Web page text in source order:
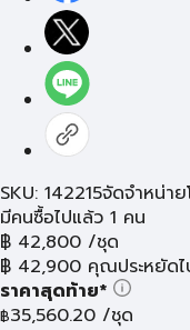
SKU: 142215จัดจำหน่า
มีคนซื้อไปแล้ว 1 คน
฿ 42,800 /ชุด
฿ 42,900 คุณประหยัดไ
ราคาสุดท้าย*
฿35,560.20 /ชุด